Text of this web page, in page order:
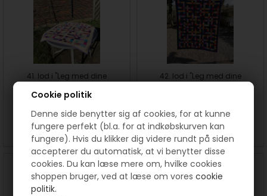
Cookie politik
Denne side benytter sig af cookies, for at kunne
fungere perfekt (bl.a. for at indkøbskurven kan
fungere). Hvis du klikker dig videre rundt på siden
accepterer du automatisk, at vi benytter disse
cookies. Du kan læse mere om, hvilke cookies
shoppen bruger, ved at læse om vorescookie
politik.
41. lod i "Leg med dine
SE MERE
42. lod i "Leg med dine
SE MERE